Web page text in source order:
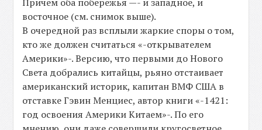
восточное (см. снимок выше).
В очередной раз всплыли жаркие споры о том,
кто же должен считаться «-открывателем
Америки»-. Версию, что первыми до Нового
Света добрались китайцы, рьяно отстаивает
американский историк, капитан ВМФ США в
отставке Гэвин Менциес, автор книги «-1421:
год освоения Америки Китаем»-. По его